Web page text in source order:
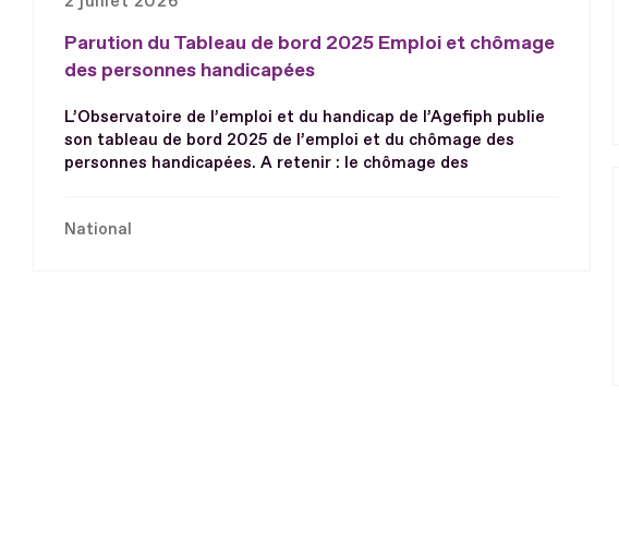
Parution du Tableau de bord 2025 Emploi et chômage
des personnes handicapées
L’Observatoire de l’emploi et du handicap de l’Agefiph publie
son tableau de bord 2025 de l’emploi et du chômage des
personnes handicapées. A retenir : le chômage des
National